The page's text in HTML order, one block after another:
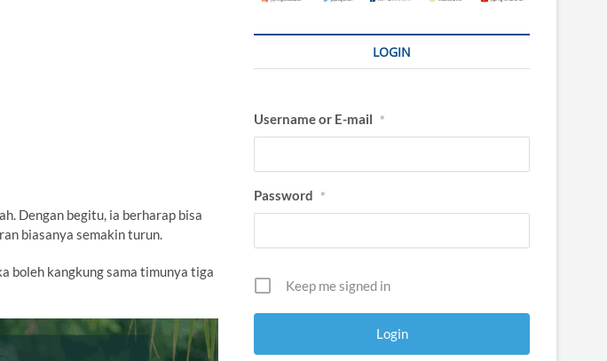
Dengan begitu, ia berharap bisa
biasanya semakin turun.
boleh kangkung sama timunya tiga
LOGIN
Username or E-mail *
Password *
Keep me signed in